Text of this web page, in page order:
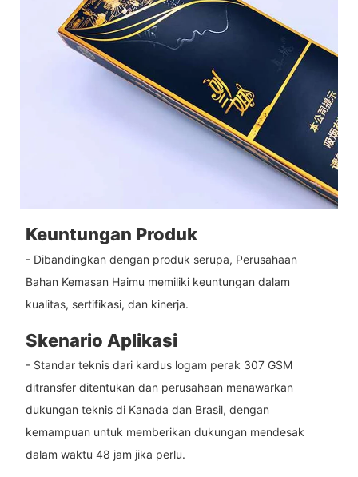
Keuntungan Produk
- Dibandingkan dengan produk serupa, Perusahaan
Bahan Kemasan Haimu memiliki keuntungan dalam
kualitas, sertifikasi, dan kinerja.
Skenario Aplikasi
- Standar teknis dari kardus logam perak 307 GSM
ditransfer ditentukan dan perusahaan menawarkan
dukungan teknis di Kanada dan Brasil, dengan
kemampuan untuk memberikan dukungan mendesak
dalam waktu 48 jam jika perlu.